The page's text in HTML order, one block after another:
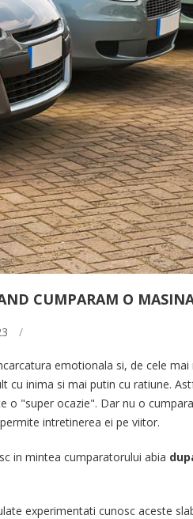
CUMPARAM O
/
emotionala si, de cele
cu inima si mai putin cu ratiune.
"super ocazie". Dar nu o
intretinerea ei pe viitor.
in mintea cumparatorului abia
experimentati cunosc aceste